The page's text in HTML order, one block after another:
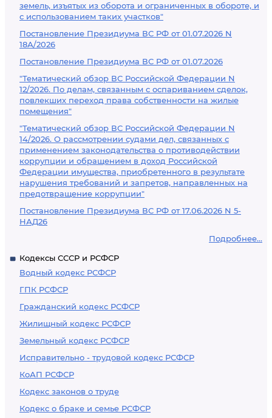
земель, изъятых из оборота и ограниченных в обороте, и
с использованием таких участков"
Постановление Президиума ВС РФ от 01.07.2026 N
18А/2026
Постановление Президиума ВС РФ от 01.07.2026
"Тематический обзор ВС Российской Федерации N
12/2026. По делам, связанным с оспариванием сделок,
повлекших переход права собственности на жилые
помещения"
"Тематический обзор ВС Российской Федерации N
14/2026. О рассмотрении судами дел, связанных с
применением законодательства о противодействии
коррупции и обращением в доход Российской
Федерации имущества, приобретенного в результате
нарушения требований и запретов, направленных на
предотвращение коррупции"
Постановление Президиума ВС РФ от 17.06.2026 N 5-
НАД26
Подробнее...
Кодексы СССР и РСФСР
Водный кодекс РСФСР
ГПК РСФСР
Гражданский кодекс РСФСР
Жилищный кодекс РСФСР
Земельный кодекс РСФСР
Исправительно - трудовой кодекс РСФСР
КоАП РСФСР
Кодекс законов о труде
Кодекс о браке и семье РСФСР